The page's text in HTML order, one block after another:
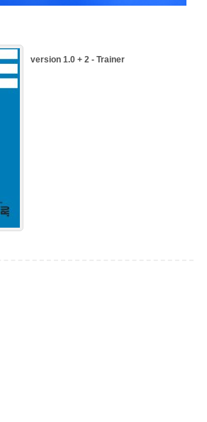
version 1.0 + 2 - Trainer